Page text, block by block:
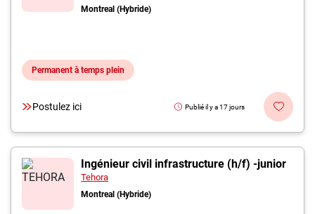
Compagnies
Ma boîte à outils
Conseils carrière
Inscrivez-vous à l'infolettre
Employeurs
Montreal (Hybride)
Permanent à temps plein
Postulez ici Publié il y a 17 jours
Ingénieur civil infrastructure (h/f) -junior
Tehora
Montreal (Hybride)